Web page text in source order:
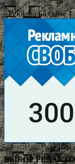
- Реклама на сайте -
ВЫБОР